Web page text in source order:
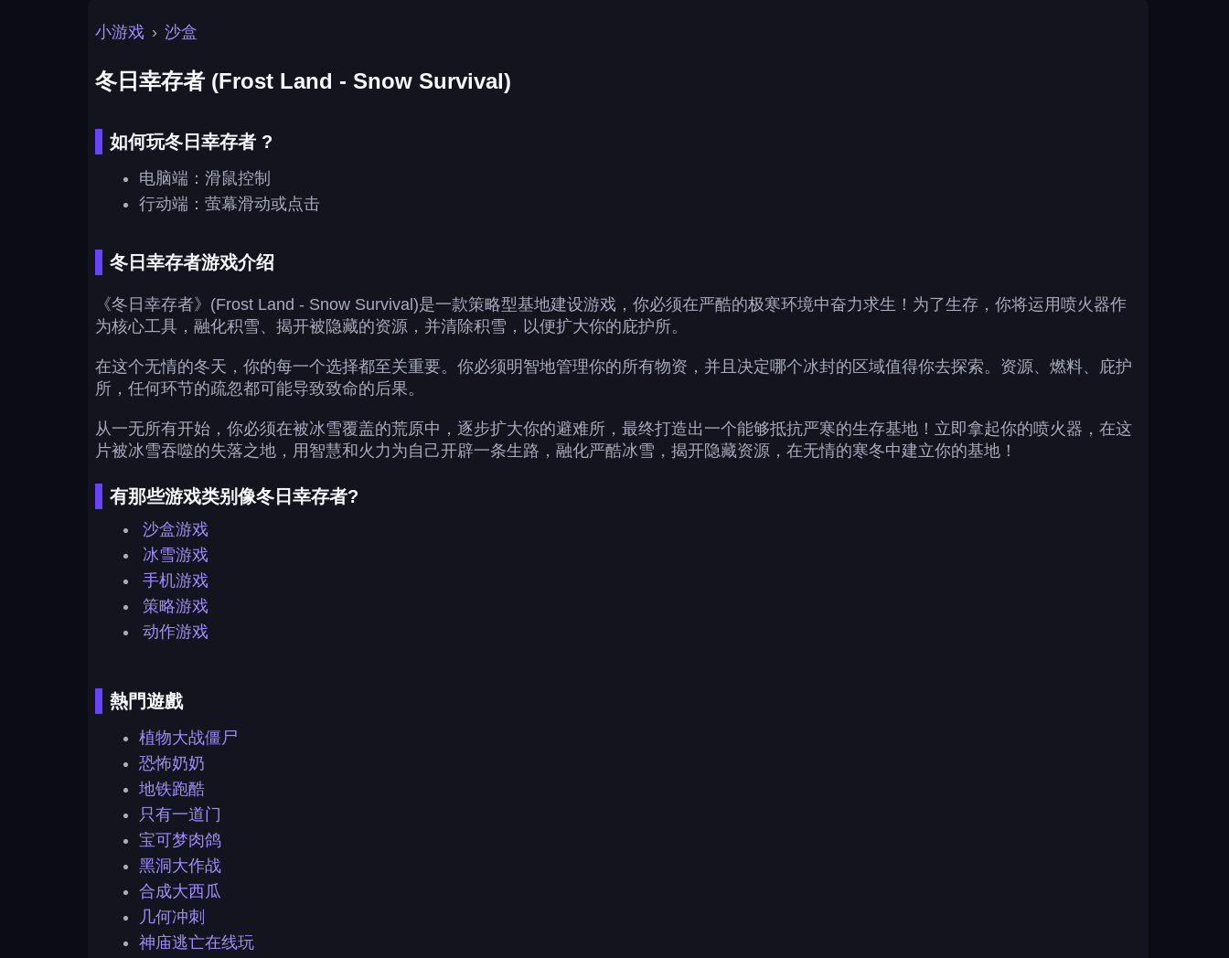
小游戏 › 沙盒
冬日幸存者 (Frost Land - Snow Survival)
如何玩冬日幸存者 ?
电脑端：滑鼠控制
行动端：萤幕滑动或点击
冬日幸存者游戏介绍
《冬日幸存者》(Frost Land - Snow Survival)是一款策略型基地建设游戏，你必须在严酷的极寒环境中奋力求生！为了生存，你将运用喷火器作
为核心工具，融化积雪、揭开被隐藏的资源，并清除积雪，以便扩大你的庇护所。
在这个无情的冬天，你的每一个选择都至关重要。你必须明智地管理你的所有物资，并且决定哪个冰封的区域值得你去探索。资源、燃料、庇护
所，任何环节的疏忽都可能导致致命的后果。
从一无所有开始，你必须在被冰雪覆盖的荒原中，逐步扩大你的避难所，最终打造出一个能够抵抗严寒的生存基地！立即拿起你的喷火器，在这
片被冰雪吞噬的失落之地，用智慧和火力为自己开辟一条生路，融化严酷冰雪，揭开隐藏资源，在无情的寒冬中建立你的基地！
有那些游戏类别像冬日幸存者?
沙盒游戏
冰雪游戏
手机游戏
策略游戏
动作游戏
熱門遊戲
植物大战僵尸
恐怖奶奶
地铁跑酷
只有一道门
宝可梦肉鸽
黑洞大作战
合成大西瓜
几何冲刺
神庙逃亡在线玩